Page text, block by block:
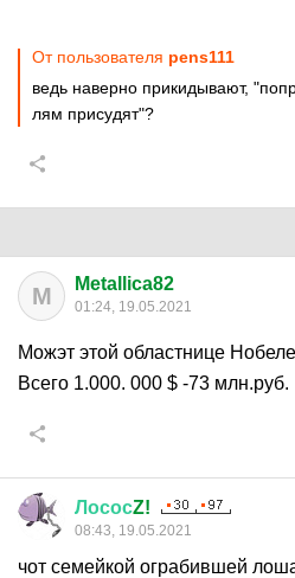
От пользователя pens111
ведь наверно прикидывают,
лям присудят"?
M Metallica82
01:24, 19.05.2021
Можэт этой областнице
Всего 1.000. 000 $ -73 млн.руб.
ЛососZ!
08:43, 19.05.2021
чот семейкой ограбившей